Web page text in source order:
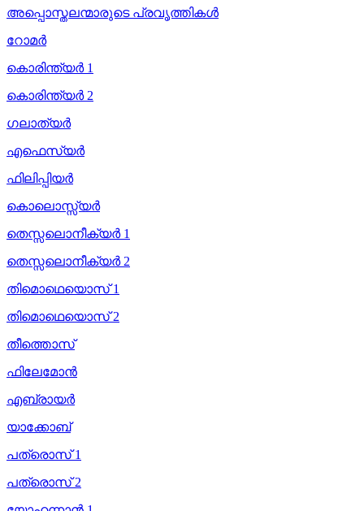
അപ്പൊസ്തലന്മാരുടെ പ്രവൃത്തികൾ
റോമർ
കൊരിന്ത്യർ 1
കൊരിന്ത്യർ 2
ഗലാത്യർ
എഫെസ്യർ
ഫിലിപ്പിയർ
കൊലൊസ്സ്യർ
തെസ്സലൊനീക്യർ 1
തെസ്സലൊനീക്യർ 2
തിമൊഥെയൊസ് 1
തിമൊഥെയൊസ് 2
തീത്തൊസ്
ഫിലേമോൻ
എബ്രായർ
യാക്കോബ്
പത്രൊസ് 1
പത്രൊസ് 2